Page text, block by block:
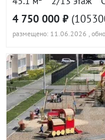
4 750 000 ₽
размещено: 11.06.2026 ,